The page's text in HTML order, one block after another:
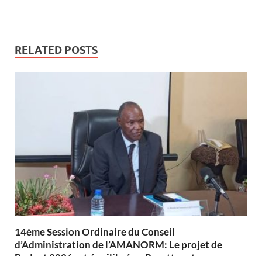
RELATED POSTS
14ème Session Ordinaire du Conseil
d’Administration de l’AMANORM: Le projet de